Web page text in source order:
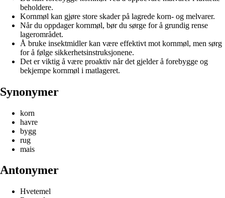
beholdere.
Kornmøl kan gjøre store skader på lagrede korn- og melvarer.
Når du oppdager kornmøl, bør du sørge for å grundig rense
lagerområdet.
Å bruke insektmidler kan være effektivt mot kornmøl, men sørg
for å følge sikkerhetsinstruksjonene.
Det er viktig å være proaktiv når det gjelder å forebygge og
bekjempe kornmøl i matlageret.
Synonymer
korn
havre
bygg
rug
mais
Antonymer
Hvetemel